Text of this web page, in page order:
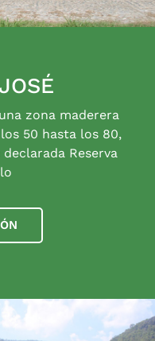
zona maderera
50 hasta los 80,
Reserva